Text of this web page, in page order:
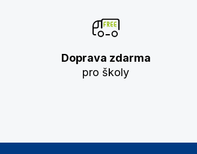
Doprava zdarma
pro školy